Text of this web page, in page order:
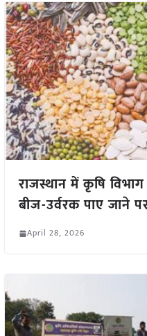
राजस्थान में कृषि
बीज-उर्वरक पाए जाने
April 28, 2026